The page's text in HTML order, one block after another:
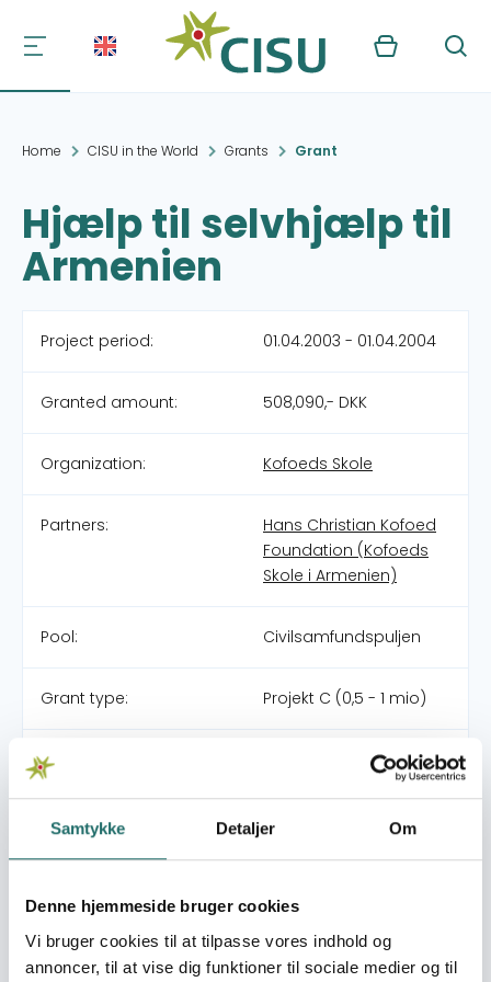
Samtykke Detaljer Om
Denne hjemmeside bruger cookies
Vi bruger cookies til at tilpasse vores indhold og
annoncer, til at vise dig funktioner til sociale medier og til
Kurv Søg
Home CISU in the World Grants Grant
Hjælp til selvhjælp til
Armenien
Project period: 01.04.2003 - 01.04.2004
Granted amount: 508,090,- DKK
Organization: Kofoeds Skole
Partners:
Hans Christian Kofoed
Foundation (Kofoeds
Skole i Armenien)
Pool: Civilsamfundspuljen
Grant type: Projekt C (0,5 - 1 mio)
Efforts take place in:
Overall targets
Fremme social integration af socialt udstødte gennem
Opbygge institutionskapacitet og rehabiliterende tilbud